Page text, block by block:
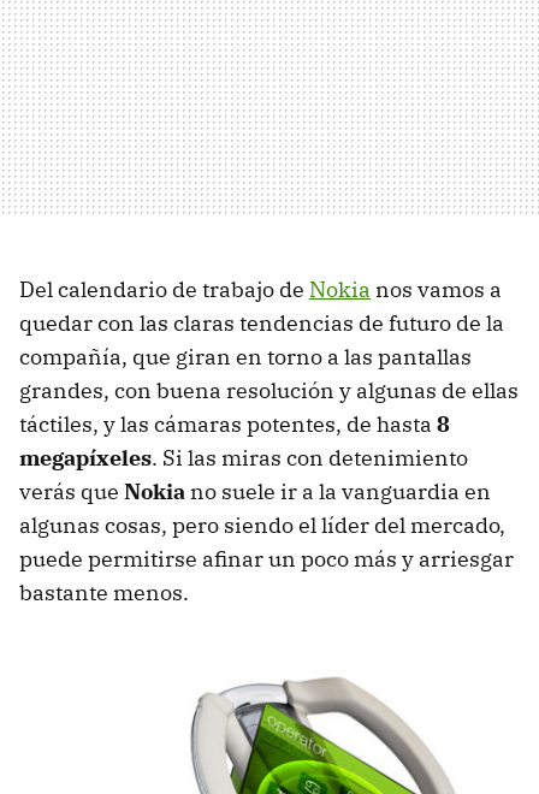
Del calendario de trabajo de Nokia nos vamos a
quedar con las claras tendencias de futuro de la
compañía, que giran en torno a las pantallas
grandes, con buena resolución y algunas de ellas
táctiles, y las cámaras potentes, de hasta 8
megapíxeles. Si las miras con detenimiento
verás que Nokia no suele ir a la vanguardia en
algunas cosas, pero siendo el líder del mercado,
puede permitirse afinar un poco más y arriesgar
bastante menos.